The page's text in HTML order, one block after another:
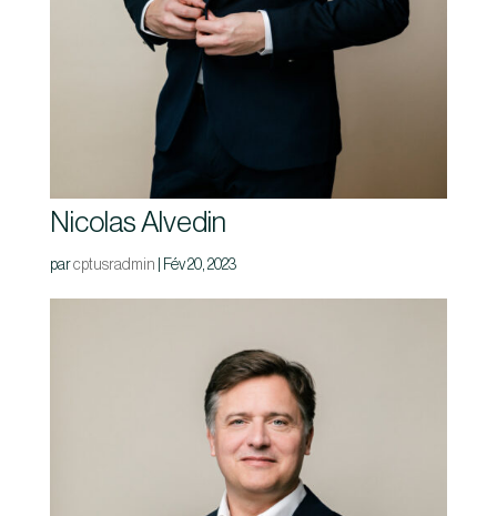
Nicolas Alvedin
parcptusradmin Fév 20, 2023